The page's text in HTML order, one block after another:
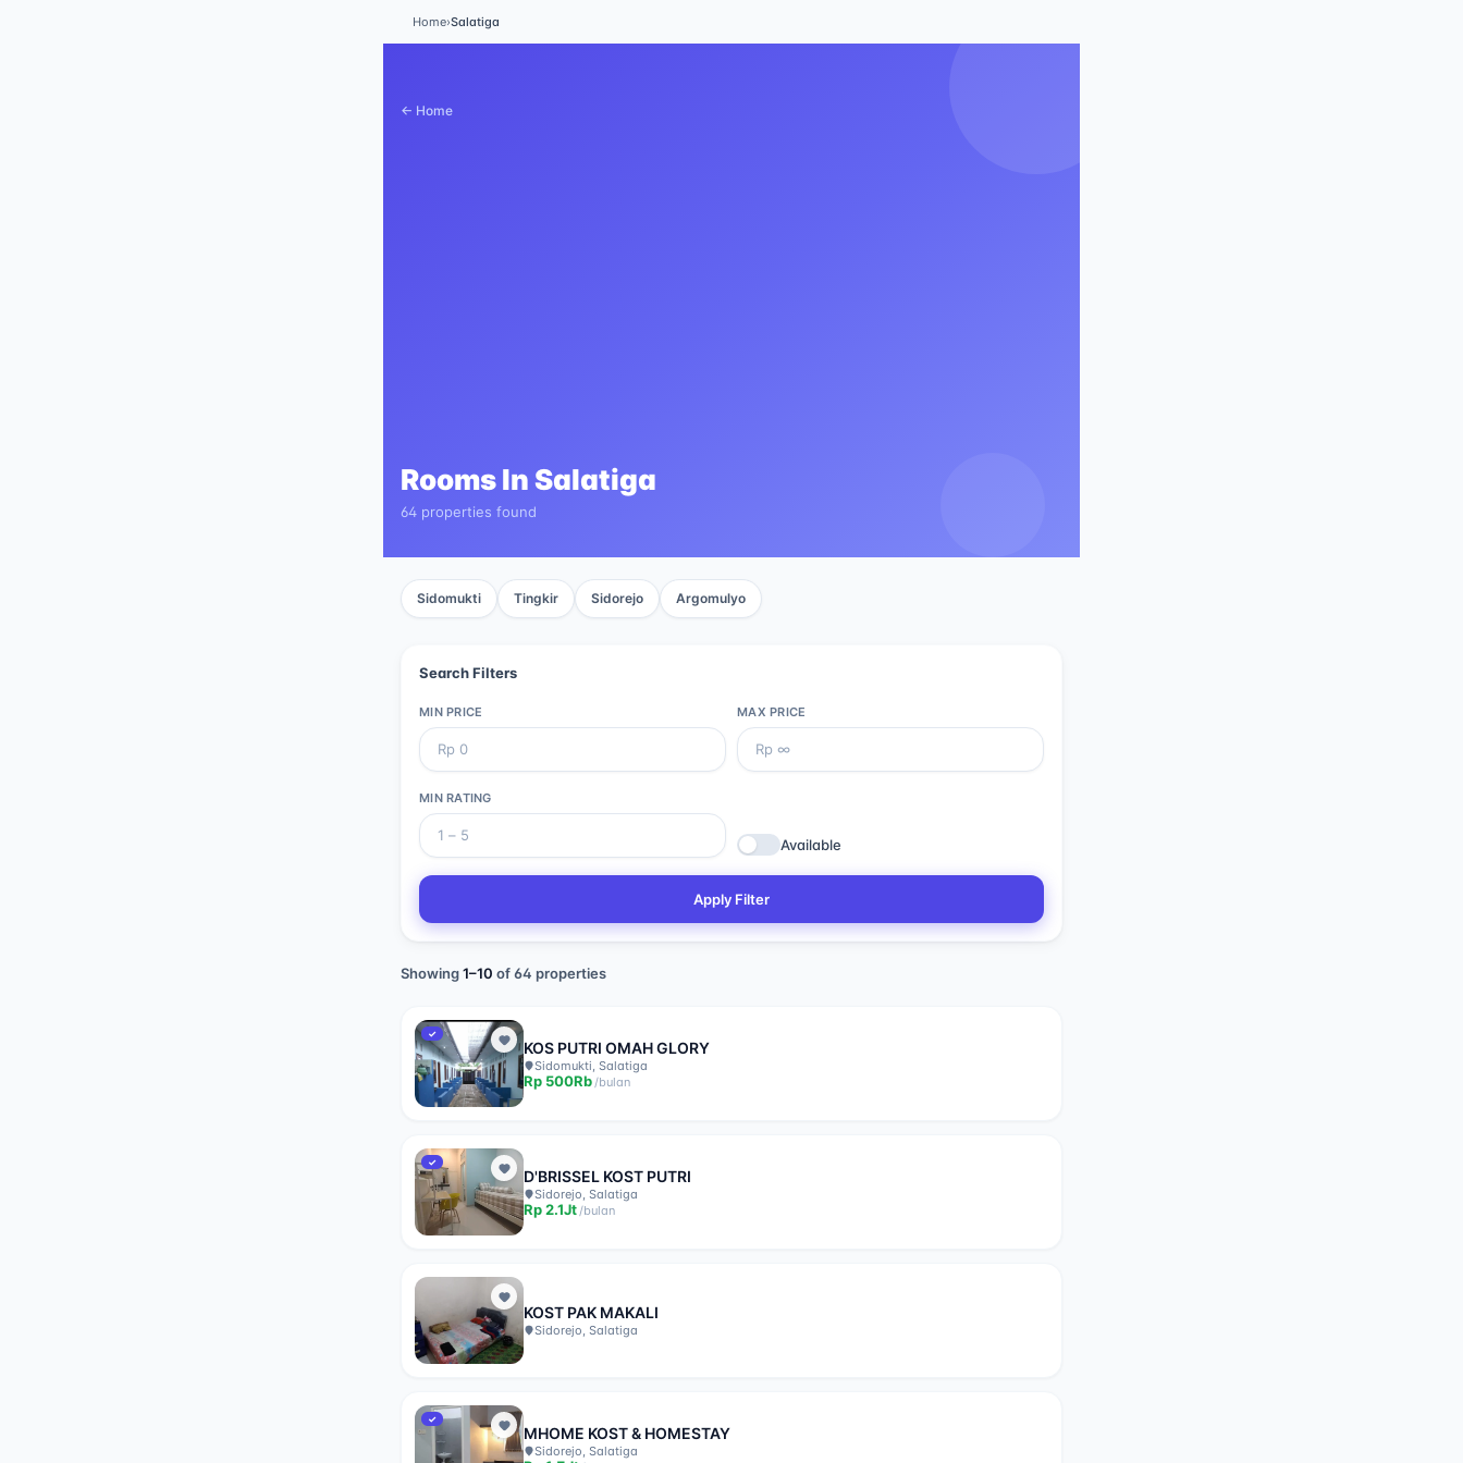
Home›Salatiga
← Home
Rooms InSalatiga
64 properties found
Sidomukti Tingkir Sidorejo Argomulyo
Search Filters
MIN PRICE MAX PRICE
MIN RATING
Available
Apply Filter
Showing1–10 of64 properties
✓
KOS PUTRI OMAH GLORY
Sidomukti, Salatiga
Rp 500Rb/bulan
✓
D'BRISSEL KOST PUTRI
Sidorejo, Salatiga
Rp2.1Jt/bulan
KOST PAK MAKALI
Sidorejo, Salatiga
✓
MHOME KOST & HOMESTAY
Sidorejo, Salatiga